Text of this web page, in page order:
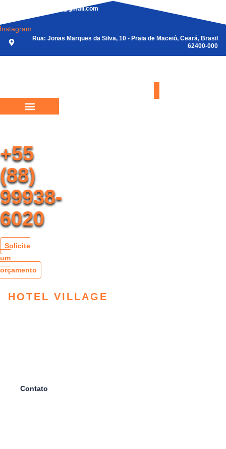
o
conteúdo
agenciamygo@gmail.com
Instagram
Rua: Jonas Marques da Silva, 10 - Praia de Maceió, Ceará, Brasil
62400-000
+55
(88)
99938-
6020
Solicite
um
orçamento
HOTEL VILLAGE
Contato